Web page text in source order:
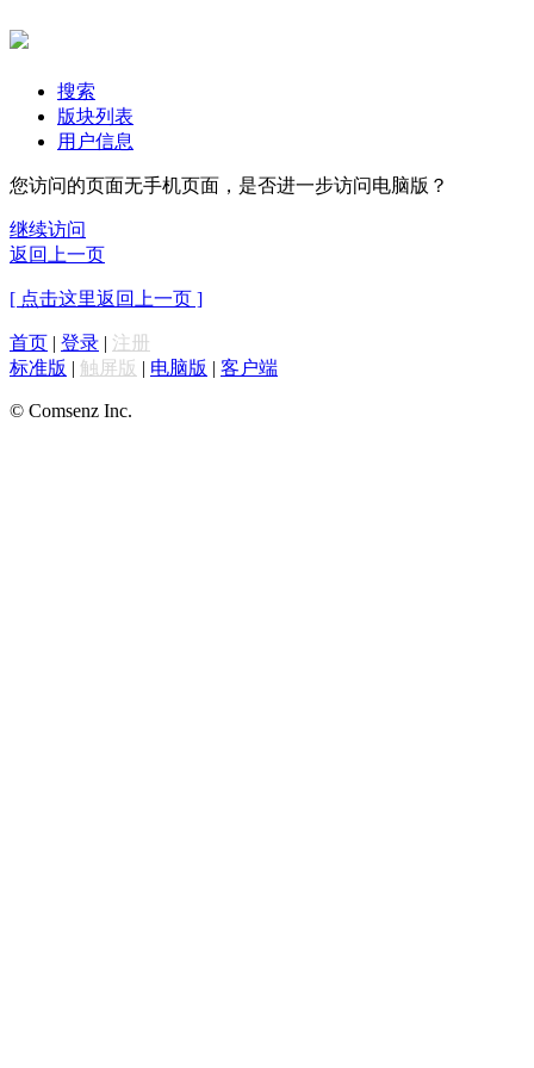
搜索
版块列表
用户信息
您访问的页面无手机页面，是否进一步访问电脑版？
继续访问
返回上一页
[ 点击这里返回上一页 ]
首页 | 登录 | 注册
标准版 | 触屏版 | 电脑版 | 客户端
© Comsenz Inc.